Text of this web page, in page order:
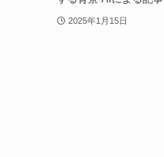
2025年1月15日